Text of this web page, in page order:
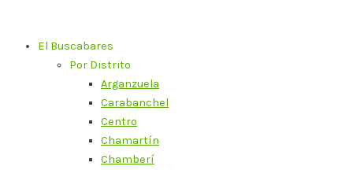
contenidoEl Buscabares
Por Distrito
Arganzuela
Carabanchel
Centro
Chamartín
Chamberí